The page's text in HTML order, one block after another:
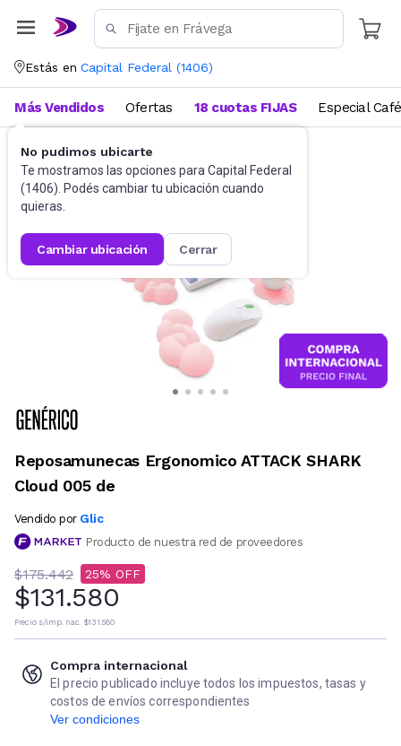
Estás en Capital Federal (1406)
No pudimos ubicarte
Te mostramos las opciones para Capital Federal
(1406). Podés cambiar tu ubicación cuando
quieras.
cambiar ubicación cerrar
Más Vendidos Ofertas 18 cuotas FIJAS Especial Café
Gaming PC Mouses Pad
Reposamunecas Ergonomico ATTACK SHARK
Cloud 005 de
Vendido por Glic
Producto de nuestra red de proveedores
$175.442 25
$131.580
Precio s/imp. nac. $131.580
Compra internacional
El precio publicado incluye todos los impuestos, tasas y
costos de envíos correspondientes
Ver condiciones